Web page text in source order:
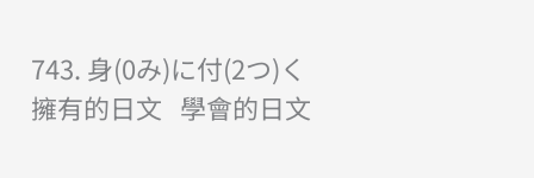
743. 身(0み)に付(2つ)く
擁有的日文 學會的日文